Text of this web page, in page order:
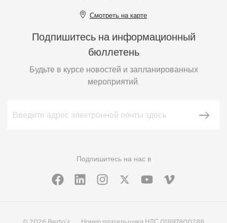
Смотреть на карте
Подпишитесь на информационный
бюллетень
Будьте в курсе новостей и запланированных
мероприятий.
Подпишитесь на нас в